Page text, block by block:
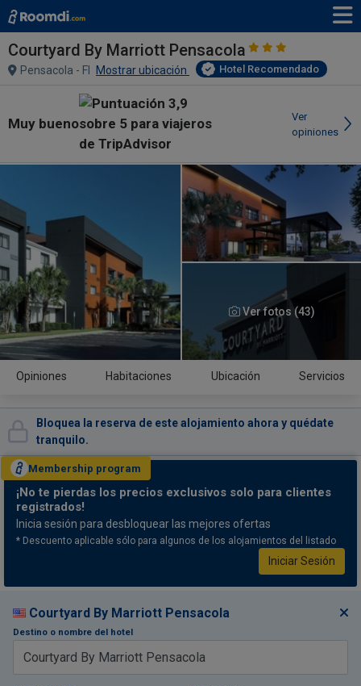
Courtyard By Marriott Pensacola
Pensacola - Fl Mostrar ubicación Hotel Recomendado
Muy bueno
Ver
opiniones
Ver fotos (43)
Opiniones Habitaciones Ubicación Servicios
Bloquea la reserva de este alojamiento ahora y quédate
tranquilo.
Membership program
¡No te pierdas los precios exclusivos solo para clientes
registrados!
Inicia sesión para desbloquear las mejores ofertas
* Descuento aplicable sólo para algunos de los alojamientos del listado
Iniciar Sesión
Courtyard By Marriott Pensacola
Destino o nombre del hotel